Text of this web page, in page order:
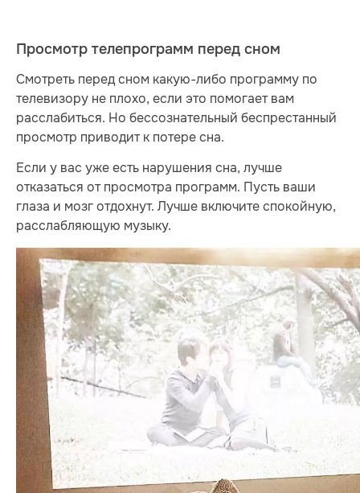
Просмотр телепрограмм перед сном
Смотреть перед сном какую-либо программу по
телевизору не плохо, если это помогает вам
расслабиться. Но бессознательный беспрестанный
просмотр приводит к потере сна.
Если у вас уже есть нарушения сна, лучше
отказаться от просмотра программ. Пусть ваши
глаза и мозг отдохнут. Лучше включите спокойную,
расслабляющую музыку.